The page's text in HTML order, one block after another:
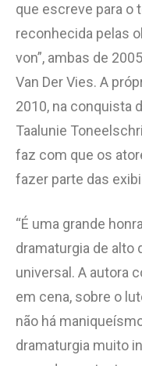
que escreve para o
reconhecida pelas
von”, ambas de
Van Der Vies. A
2010, na conquista
Taalunie
faz com que os
fazer parte das
“É uma grande
dramaturgia de alto
universal. A autora
em cena, sobre o
não há
dramaturgia muito